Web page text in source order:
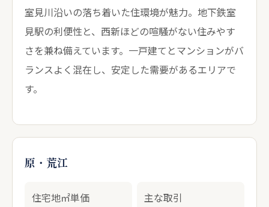
室見川沿いの落ち着いた住環境が魅力。地下鉄室
見駅の利便性と、西新ほどの喧騒がない住みやす
さを兼ね備えています。一戸建てとマンションがバ
ランスよく混在し、安定した需要があるエリアで
す。
原・荒江
住宅地㎡単価 主な取引